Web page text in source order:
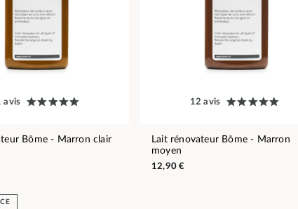
avis
Bōme - Marron clair
12 avis
Lait rénovateur Bōme - Marron
moyen
12,90 €